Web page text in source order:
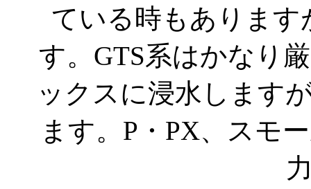
ている時もありま
す。GTS系はかなり
ックスに浸水します
ます。P・PX、スモ